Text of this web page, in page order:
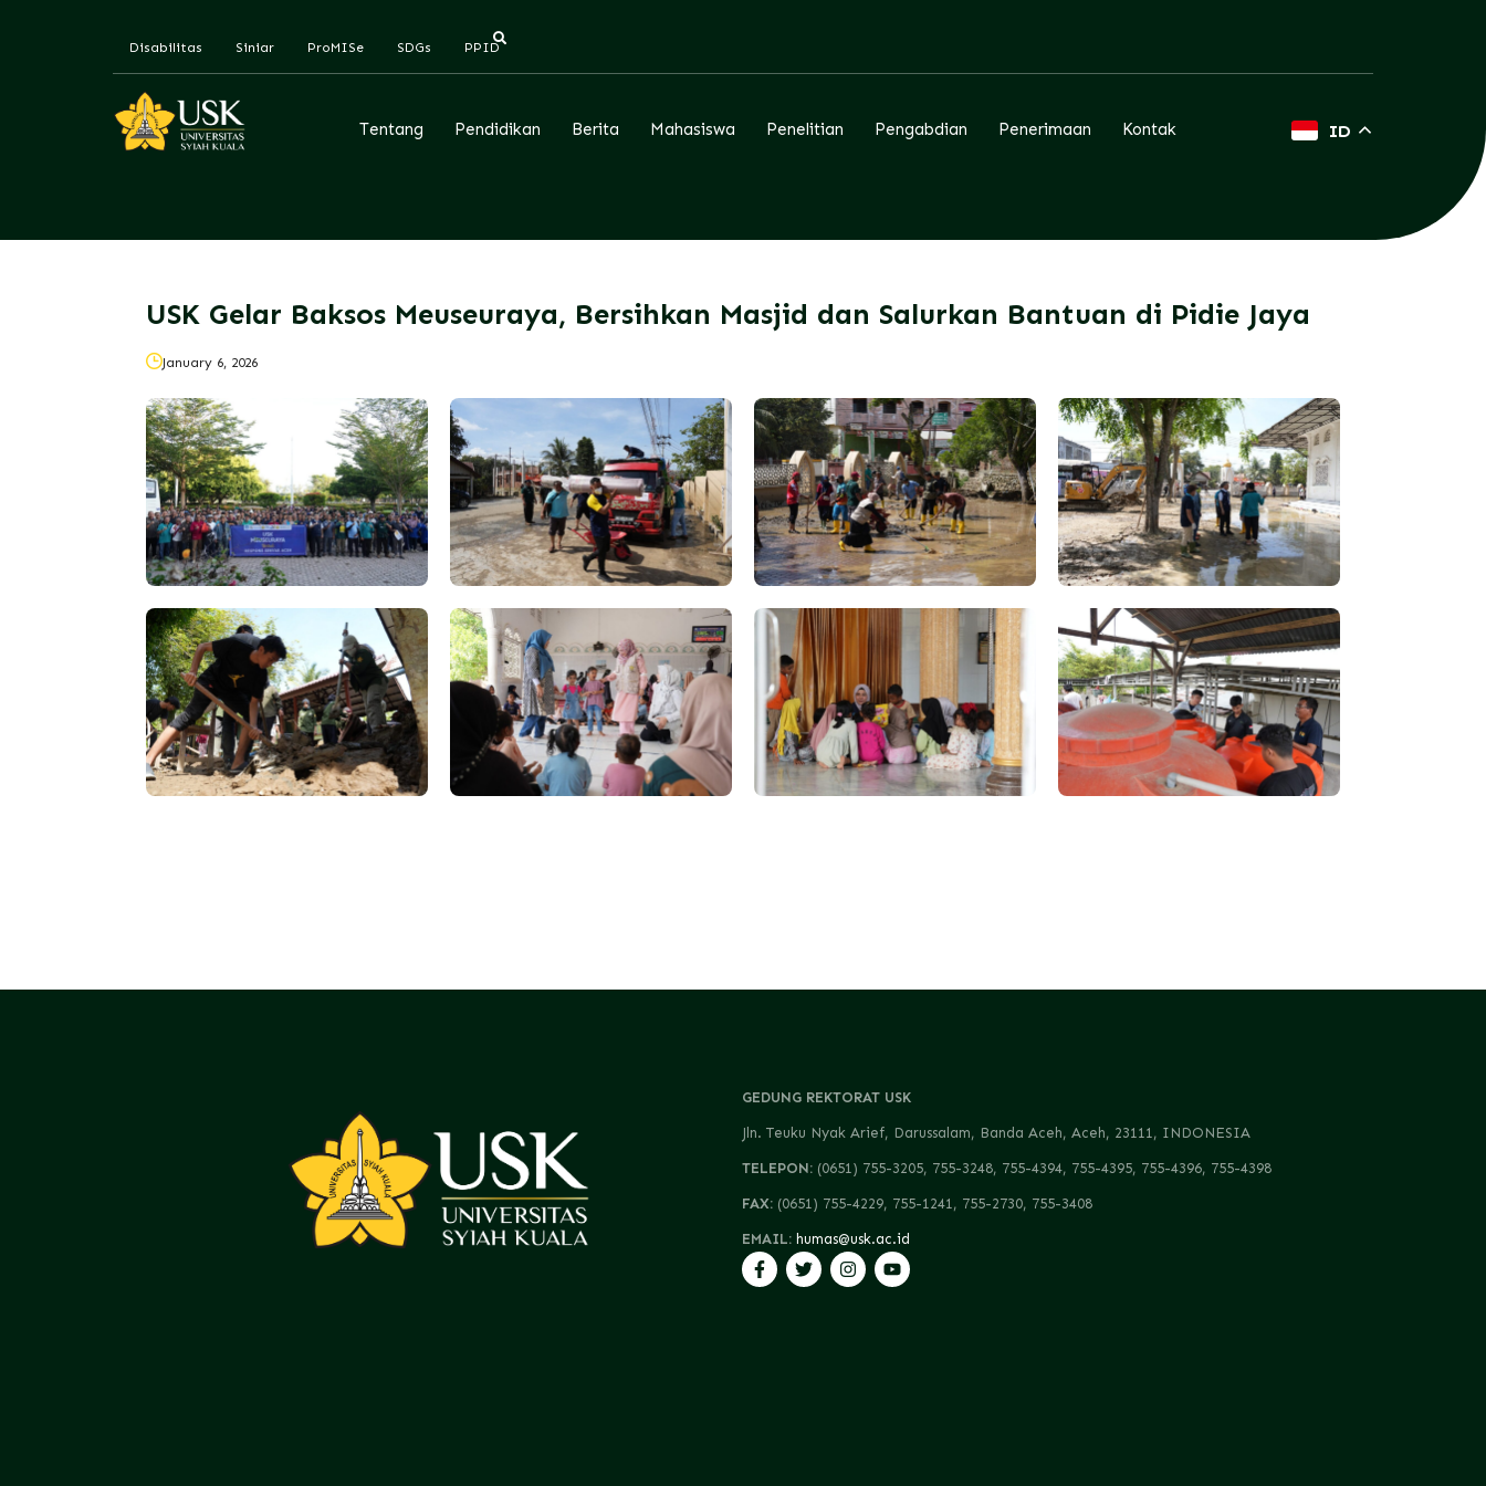
Disabilitas Siniar ProMISe SDGs PPID
Tentang Pendidikan Berita Mahasiswa Penelitian Pengabdian Penerimaan Kontak ID
USK Gelar Baksos Meuseuraya, Bersihkan Masjid dan Salurkan Bantuan di Pidie Jaya
January 6, 2026
GEDUNG REKTORAT USK
Jln. Teuku Nyak Arief, Darussalam, Banda Aceh, Aceh, 23111, INDONESIA
TELEPON: (0651) 755-3205, 755-3248, 755-4394, 755-4395, 755-4396, 755-4398
FAX: (0651) 755-4229, 755-1241, 755-2730, 755-3408
EMAIL: humas@usk.ac.id